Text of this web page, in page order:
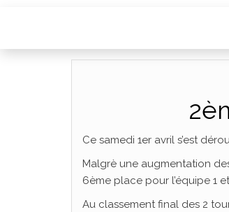
Ce samedi 1er avril s’est
Malgrè une augmentation
6ème place pour l’équipe 1
Au classement final des 2